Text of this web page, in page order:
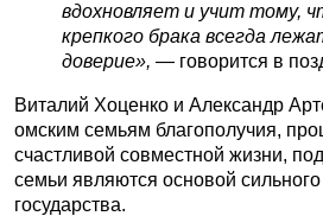
вдохновляет и учит тому,
крепкого брака всегда
доверие», — говорится в
Виталий Хоценко и Александр
омским семьям благополучия,
счастливой совместной жизни,
семьи являются основой
государства.